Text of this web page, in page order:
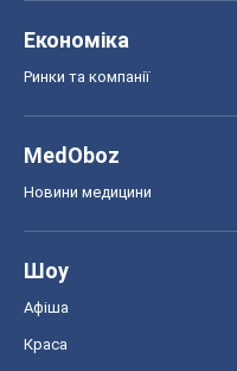
Економіка
Ринки та компанії
MedOboz
Новини медицини
Шоу
Афіша
Краса